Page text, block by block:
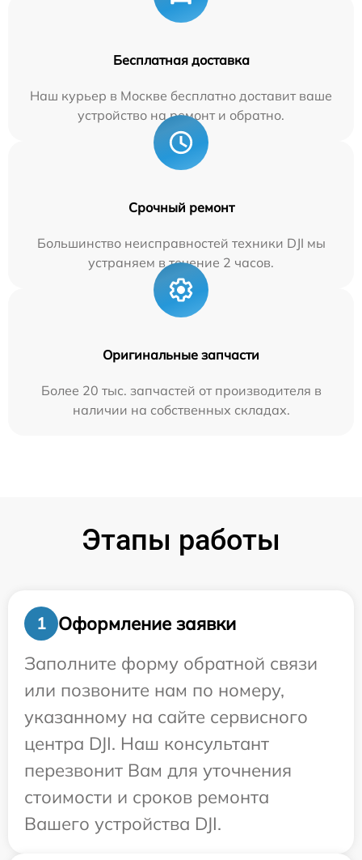
Бесплатная доставка
Наш курьер в Москве бесплатно доставит ваше
устройство на ремонт и обратно.
Срочный ремонт
Большинство неисправностей техники DJI мы
устраняем в течение 2 часов.
Оригинальные запчасти
Более 20 тыс. запчастей от производителя в
наличии на собственных складах.
Этапы работы
1
Оформление заявки
Заполните форму обратной связи
или позвоните нам по номеру,
указанному на сайте сервисного
центра DJI. Наш консультант
перезвонит Вам для уточнения
стоимости и сроков ремонта
Вашего устройства DJI.